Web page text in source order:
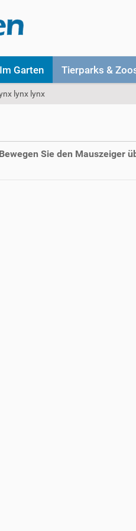
Im Garten Tierparks &
lynx lynx
Sie den Mauszeiger